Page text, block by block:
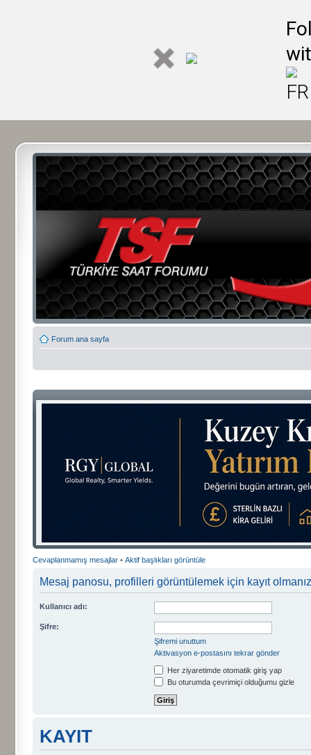
Forum ana sayfa
Cevaplanmamış mesajlar • Aktif başlıkları görüntüle
Mesaj panosu, profilleri görüntülemek için kayıt
Kullanıcı adı:
Şifre:
Şifremi unuttum
Aktivasyon e-postasını tekrar gönder
Her ziyaretimde otomatik giriş yap
Bu oturumda çevrimiçi olduğumu gizle
KAYIT